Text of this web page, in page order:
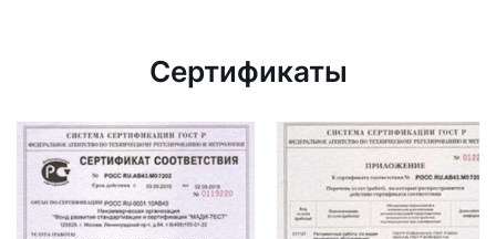
Сертификаты